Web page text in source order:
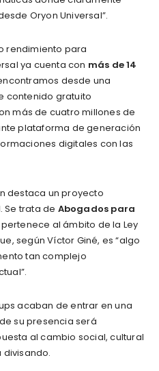
Oryon Universal”.
rendimiento para
ya cuenta con más de 14
desde una
contenido gratuito
más de cuatro millones de
plataforma de generación
digitales con las
destaca un proyecto
Se trata de Abogados para
al ámbito de la Ley
según Víctor Giné, es “algo
tan complejo
acaban de entrar en una
su presencia será
al cambio social, cultural
divisando.